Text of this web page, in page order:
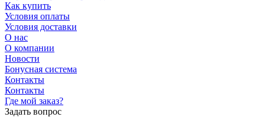
Как купить
Условия оплаты
Условия доставки
О нас
О компании
Новости
Бонусная система
Контакты
Контакты
Где мой заказ?
Задать вопрос